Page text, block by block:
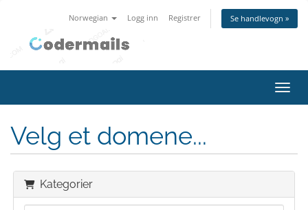
Norwegian Logg inn Registrer Se handlevogn »
Bytt
Velg et domene...
Kategorier